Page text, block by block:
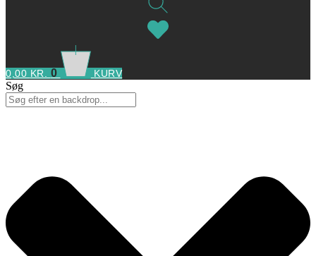
0,00 KR. 0 KURV
Søg